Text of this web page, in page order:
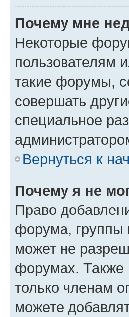
Почему мне
Некоторые
пользователям
такие форумы,
совершать
специальное
Вернуться к
Почему я не
Право
форума, группы
может не
форумах. Также
только членам
можете